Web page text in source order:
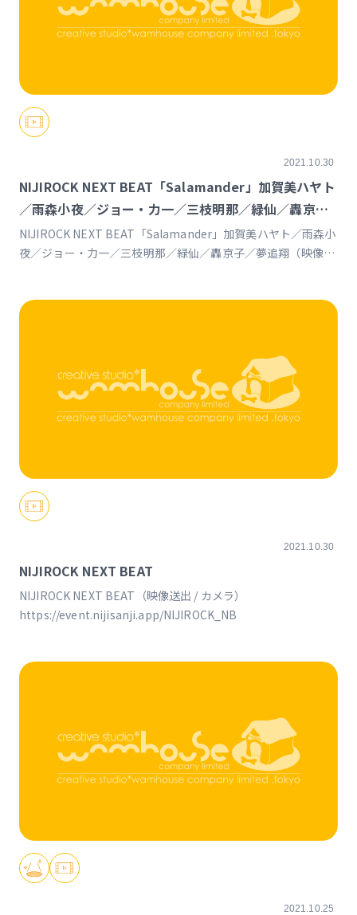
2021.10.30
NIJIROCK NEXT BEAT「Salamander」加賀美ハヤト
／雨森小夜／ジョー・力一／三枝明那／緑仙／轟京子
／夢追翔
NIJIROCK NEXT BEAT「Salamander」加賀美ハヤト／雨森小
夜／ジョー・力一／三枝明那／緑仙／轟京子／夢追翔（映像製
2021.10.30
NIJIROCK NEXT BEAT
NIJIROCK NEXT BEAT（映像送出 / カメラ）
https://event.nijisanji.app/NIJIROCK_NB
2021.10.25